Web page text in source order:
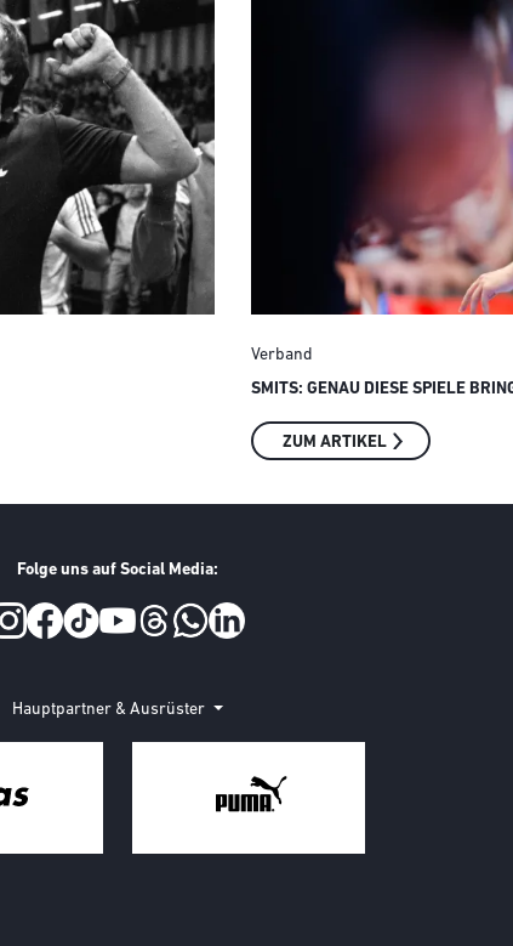
Verband
SMITS: GENAU DIESE SPIELE
ZUM ARTIKEL
Folge uns auf Social Media:
Hauptpartner & Ausrüster